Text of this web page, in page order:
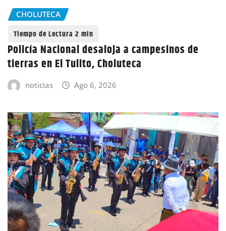
CHOLUTECA
Policía Nacional desaloja a campesinos de
tierras en El Tulito, Choluteca
noticias Ago 6, 2026